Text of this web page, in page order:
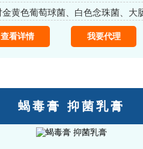
金黄色葡萄球菌、白色念珠菌、大
查看详情 我要代理
蝎毒膏 抑菌乳膏